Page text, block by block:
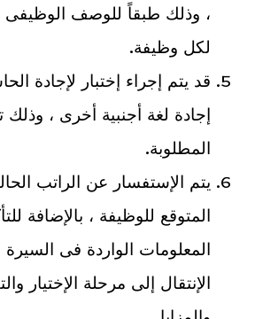
، وذلك طبقاً للوصف الوظيفى
لكل وظيفة.
قد يتم إجراء إختبار لإجادة
إجادة لغة أجنبية أخرى ، وذلك
المطلوبة.
يتم الإستفسار عن الراتب
المتوقع للوظيفة ، بالإضافة
المعلومات الواردة فى السيرة
الإنتقال إلى مرحلة الإختيار